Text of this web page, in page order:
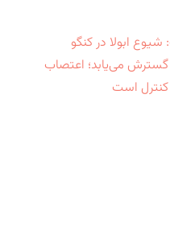
ابولا در کنگو
گسترش می‌یابد؛ اعتصاب
کنترل است